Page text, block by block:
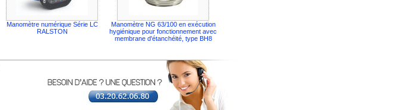
Manomètre numérique Série LC
RALSTON
Manomètre NG 63/100 en exécution
hygiénique pour fonctionnement avec
membrane d'étanchéité, type BH8